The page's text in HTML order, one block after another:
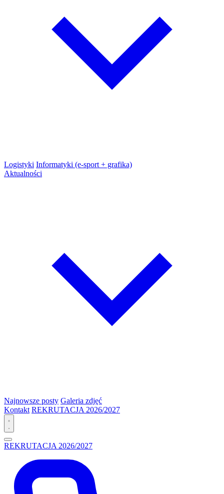
Logistyki Informatyki (e-sport + grafika)
Aktualności
Najnowsze posty Galeria zdjęć
Kontakt REKRUTACJA 2026/2027
REKRUTACJA 2026/2027